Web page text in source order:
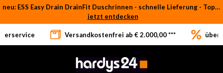
Zum Hauptinhalt springen
neu: ESS Easy Drain DrainFit Duschrinnen - schnelle Lieferung - Top-Preise
jetzt entdecken
Betrifft ausschließlich bei Bestellware-Fliesen: aufgrund der Werksferien in Italien und Spanien kommt es zu Verzögerungen bei der Verladung. Sämtliche Lagerware (sofort verfügbar) sowie alle anderen Produktgruppen versenden wir weiterhin regulär
Versandkostenfrei ab € 2.000,00 *** über